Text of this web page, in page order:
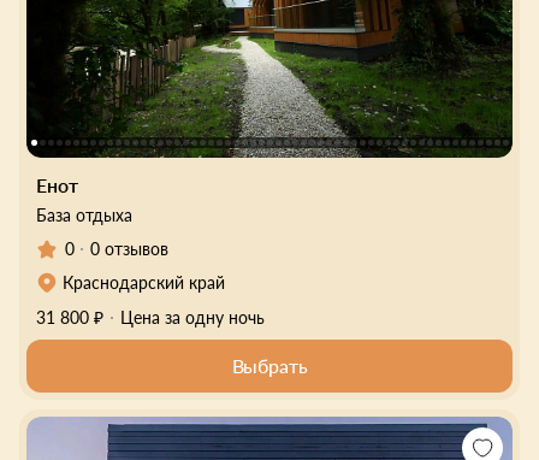
Енот
База отдыха
0
0 отзывов
Краснодарский край
31 800 ₽
Цена за одну ночь
Выбрать